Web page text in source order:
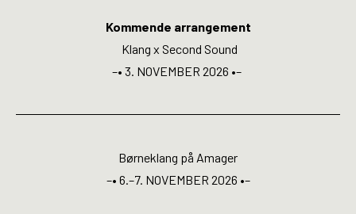
Open Calls
Kommende arrangement
Klang x Second Sound
–• 3. NOVEMBER 2026 •–
Børneklang på Amager
–• 6.–7. NOVEMBER 2026 •–